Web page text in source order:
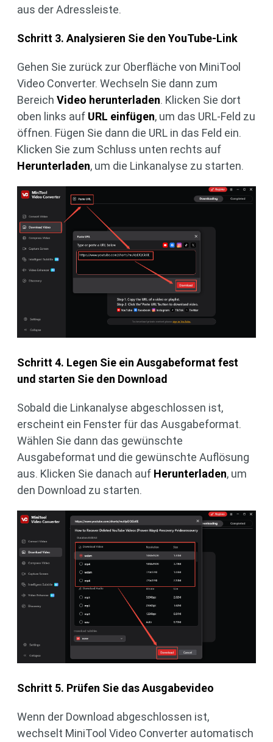
aus der Adressleiste.
Schritt 3. Analysieren Sie den YouTube-Link
Gehen Sie zurück zur Oberfläche von MiniTool
Video Converter. Wechseln Sie dann zum
Bereich Video herunterladen. Klicken Sie dort
oben links auf URL einfügen, um das URL-Feld zu
öffnen. Fügen Sie dann die URL in das Feld ein.
Klicken Sie zum Schluss unten rechts auf
Herunterladen, um die Linkanalyse zu starten.
Schritt 4. Legen Sie ein Ausgabeformat fest
und starten Sie den Download
Sobald die Linkanalyse abgeschlossen ist,
erscheint ein Fenster für das Ausgabeformat.
Wählen Sie dann das gewünschte
Ausgabeformat und die gewünschte Auflösung
aus. Klicken Sie danach auf Herunterladen, um
den Download zu starten.
Schritt 5. Prüfen Sie das Ausgabevideo
Wenn der Download abgeschlossen ist,
wechselt MiniTool Video Converter automatisch